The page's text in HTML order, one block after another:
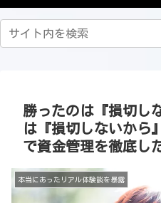
勝ったのは『損切し
は『損切しないから
で資金管理を徹底し
本当にあったリアル体験談を暴露